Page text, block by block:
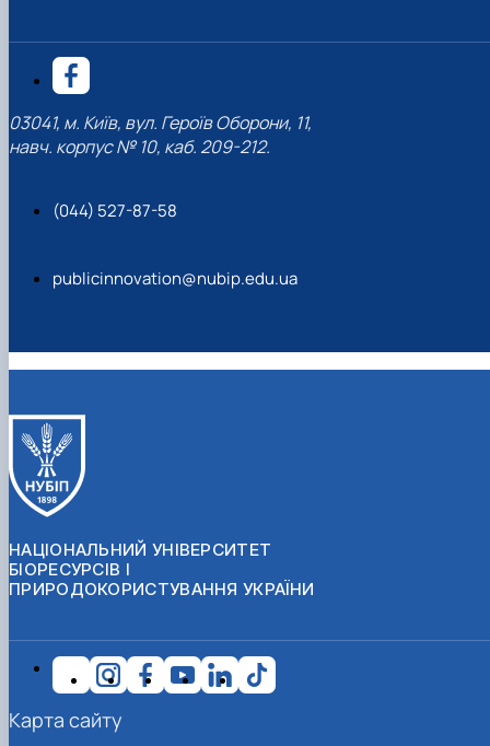
03041, м. Київ, вул. Героїв Оборони, 11,
навч. корпус № 10, каб. 209-212.
(044) 527-87-58
publicinnovation@nubip.edu.ua
НАЦІОНАЛЬНИЙ УНІВЕРСИТЕТ
БІОРЕСУРСІВ І
ПРИРОДОКОРИСТУВАННЯ УКРАЇНИ
Карта сайту